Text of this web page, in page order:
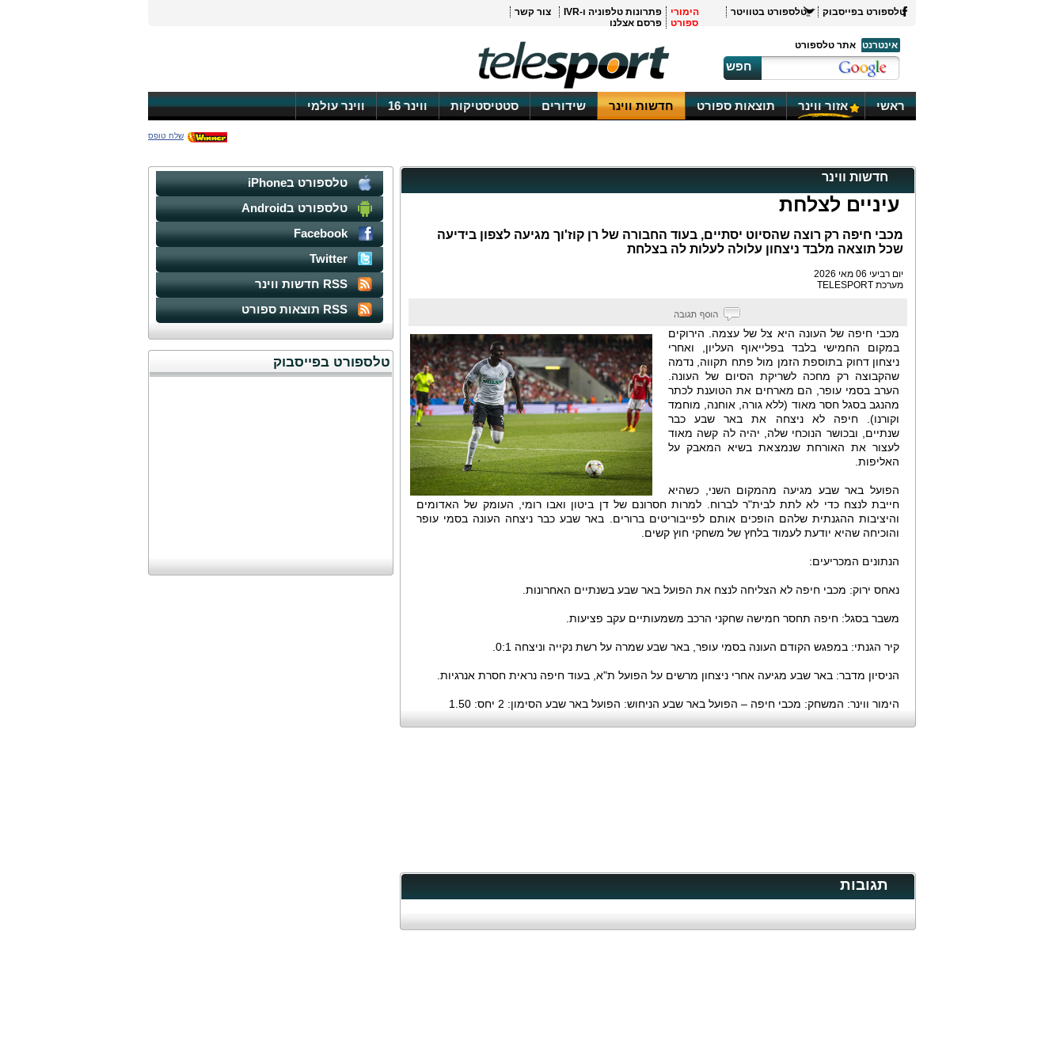
טלספורט בפייסבוק טלספורט בטוויטר
הימורי
ספורט
פתרונות טלפוניה ו-IVR
צור קשר
פרסם אצלנו
אינטרנט
אתר טלספורט
חפש
ראשי אזור ווינר תוצאות ספורט חדשות ווינר שידורים סטטיסטיקות ווינר 16 ווינר עולמי
שלח טופס
חדשות ווינר
עיניים לצלחת
מכבי חיפה רק רוצה שהסיוט יסתיים, בעוד החבורה של רן קוז'וך מגיעה לצפון בידיעה
שכל תוצאה מלבד ניצחון עלולה לעלות לה בצלחת
יום רביעי 06 מאי 2026
מערכת TELESPORT
מכבי חיפה של העונה היא צל של עצמה. הירוקים
במקום החמישי בלבד בפלייאוף העליון, ואחרי
ניצחון דחוק בתוספת הזמן מול פתח תקווה, נדמה
שהקבוצה רק מחכה לשריקת הסיום של העונה.
הערב בסמי עופר, הם מארחים את הטוענת לכתר
מהנגב בסגל חסר מאוד (ללא גורה, אוחנה, מוחמד
וקורנו). חיפה לא ניצחה את באר שבע כבר
שנתיים, ובכושר הנוכחי שלה, יהיה לה קשה מאוד
לעצור את האורחת שנמצאת בשיא המאבק על
האליפות.
הפועל באר שבע מגיעה מהמקום השני, כשהיא
חייבת לנצח כדי לא לתת לבית"ר לברוח. למרות חסרונם של דן ביטון ואבו רומי, העומק של האדומים
והיציבות ההגנתית שלהם הופכים אותם לפייבוריטים ברורים. באר שבע כבר ניצחה העונה בסמי עופר
והוכיחה שהיא יודעת לעמוד בלחץ של משחקי חוץ קשים.
הנתונים המכריעים:
נאחס ירוק: מכבי חיפה לא הצליחה לנצח את הפועל באר שבע בשנתיים האחרונות.
משבר בסגל: חיפה תחסר חמישה שחקני הרכב משמעותיים עקב פציעות.
קיר הגנתי: במפגש הקודם העונה בסמי עופר, באר שבע שמרה על רשת נקייה וניצחה 0:1.
הניסיון מדבר: באר שבע מגיעה אחרי ניצחון מרשים על הפועל ת"א, בעוד חיפה נראית חסרת אנרגיות.
הימור ווינר: המשחק: מכבי חיפה – הפועל באר שבע הניחוש: הפועל באר שבע הסימון: 2 יחס: 1.50
תגובות
טלספורט בiPhone
טלספורט בAndroid
Facebook
Twitter
RSS חדשות ווינר
RSS תוצאות ספורט
טלספורט בפייסבוק